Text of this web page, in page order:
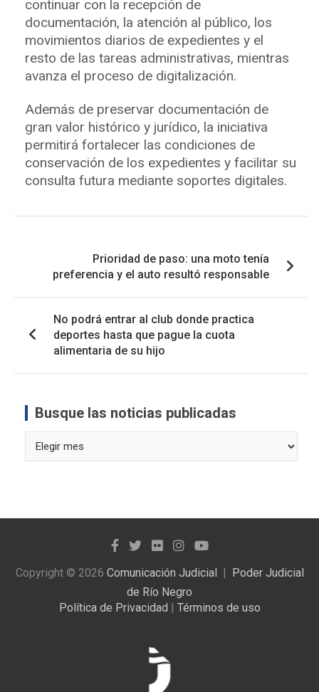
continuar con la recepción de
documentación, la atención al público, los
movimientos diarios de expedientes y el
resto de las tareas administrativas, mientras
avanza el proceso de digitalización.
Además de preservar documentación de
gran valor histórico y jurídico, la iniciativa
permitirá fortalecer las condiciones de
conservación de los expedientes y facilitar su
consulta futura mediante soportes digitales.
entradas
Prioridad de paso: una moto tenía
preferencia y el auto resultó responsable
No podrá entrar al club donde practica
deportes hasta que pague la cuota
alimentaria de su hijo
Busque las noticias publicadas
las
Copyright © 2026 Comunicación Judicial
Poder Judicial
de Río Negro
Política de Privacidad
Términos de uso